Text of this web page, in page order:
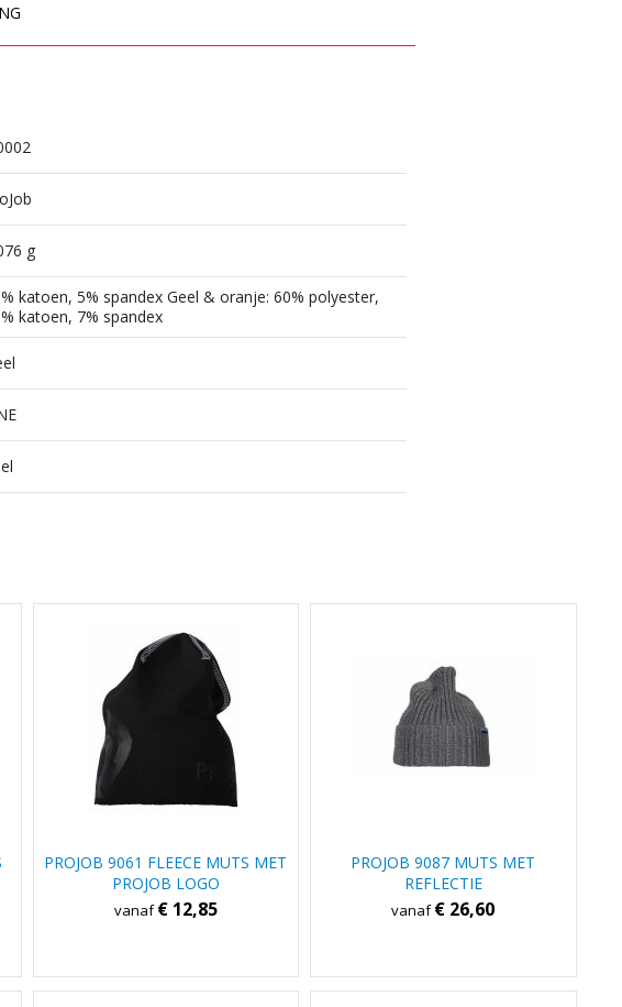
g
katoen, 5% spandex Geel & oranje: 60% polyester,
katoen, 7% spandex
PROJOB 9061 FLEECE MUTS MET
PROJOB LOGO
vanaf€ 12,85
PROJOB 9087 MUTS MET
REFLECTIE
vanaf€ 26,60